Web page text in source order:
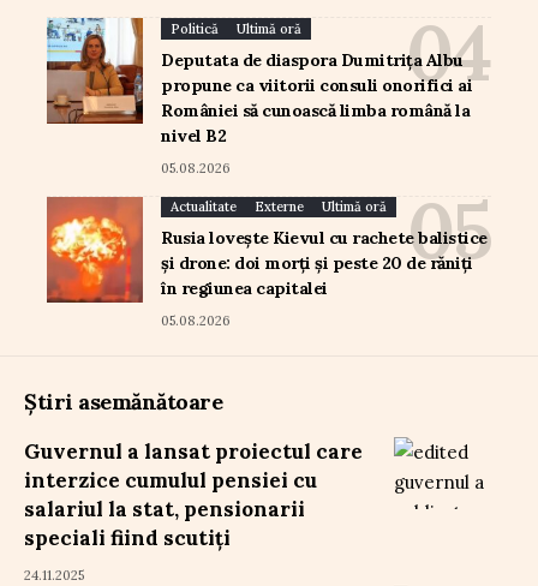
Politică Ultimă oră
Deputata de diaspora Dumitrița Albu
propune ca viitorii consuli onorifici ai
României să cunoască limba română la
nivel B2
05.08.2026
Actualitate Externe Ultimă oră
Rusia lovește Kievul cu rachete balistice
și drone: doi morți și peste 20 de răniți
în regiunea capitalei
05.08.2026
Știri asemănătoare
Guvernul a lansat proiectul care
interzice cumulul pensiei cu
salariul la stat, pensionarii
speciali fiind scutiți
24.11.2025